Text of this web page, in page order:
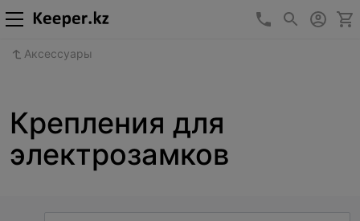
+7 (727) 346-
Аксессуары
Крепления для
электрозамков